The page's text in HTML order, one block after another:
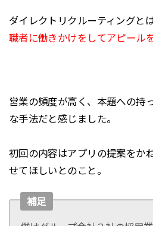
ダイレクトリクルーティングと
職者に働きかけをしてアピール
営業の頻度が高く、本題への持
な手法だと感じました。
初回の内容はアプリの提案をか
せてほしいとのこと。
補足